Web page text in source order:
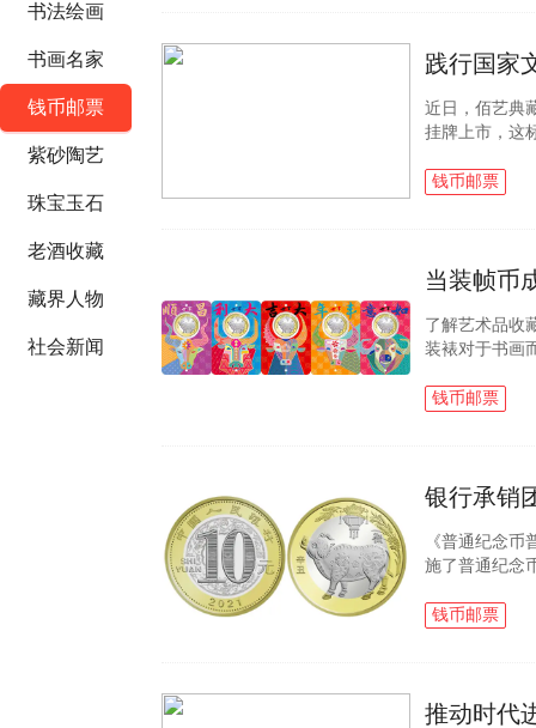
书法绘画
书画名家
钱币邮票
紫砂陶艺
珠宝玉石
老酒收藏
藏界人物
社会新闻
近日，佰艺典
挂牌上市，这
机构加持一轮
钱币邮票
当装帧币
了解艺术品收
装裱对于书画
存储保护作用
钱币邮票
银行承销
《普通纪念
施了普通纪念
承销团设计、
钱币邮票
推动时代